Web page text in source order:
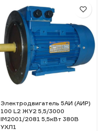
Электродвигатель 5АИ (АИР)
100 L2 ЖУ2 5,5/3000
IM2001/2081 5,5кВт 380В
УХЛ1